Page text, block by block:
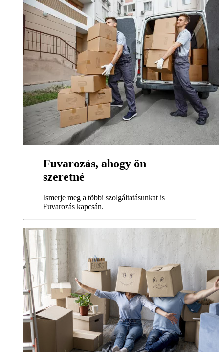
Fuvarozás, ahogy ön
szeretné
Ismerje meg a többi szolgáltatásunkat is
Fuvarozás kapcsán.